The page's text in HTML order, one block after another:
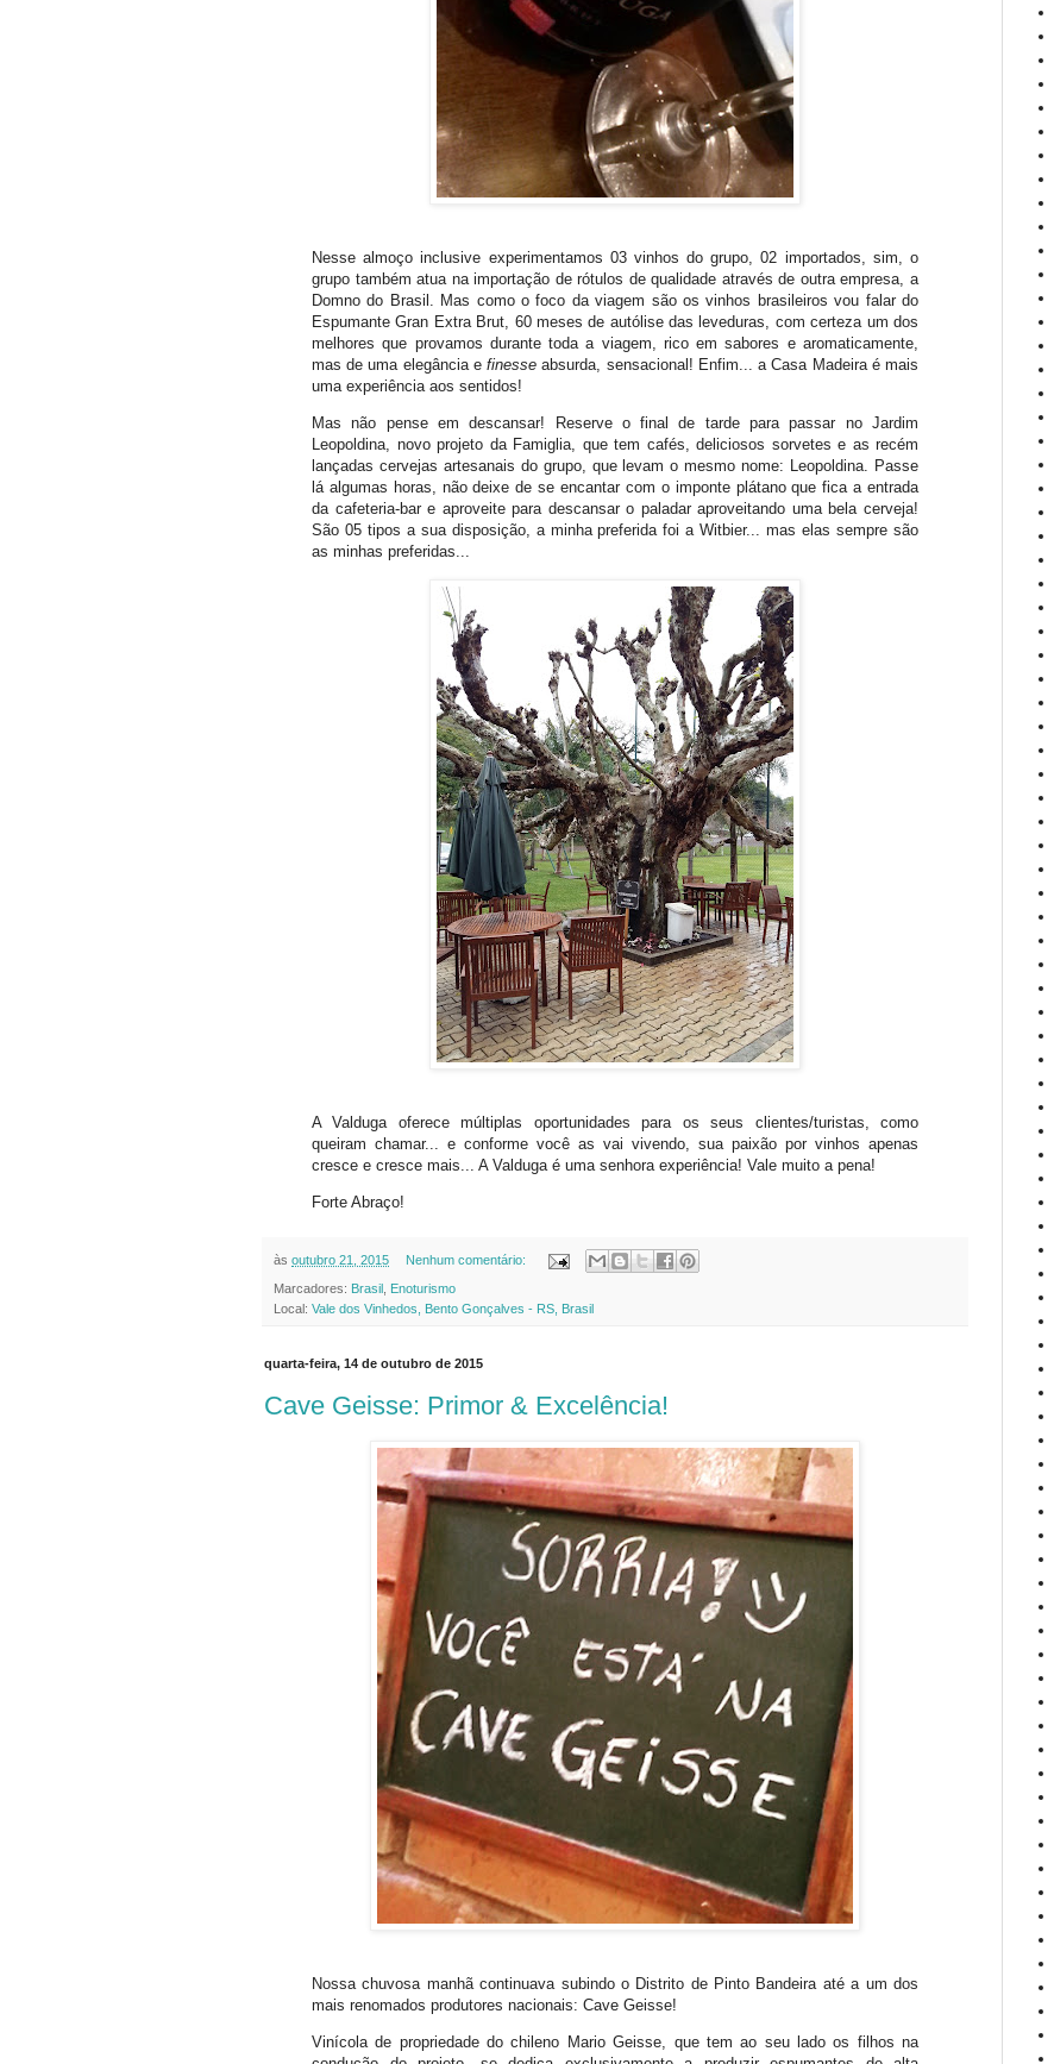
Nesse almoço inclusive experimentamos 03 vinhos do grupo, 02 importados, sim, o
grupo também atua na importação de rótulos de qualidade através de outra empresa, a
Domno do Brasil. Mas como o foco da viagem são os vinhos brasileiros vou falar do
Espumante Gran Extra Brut, 60 meses de autólise das leveduras, com certeza um dos
melhores que provamos durante toda a viagem, rico em sabores e aromaticamente,
mas de uma elegância efinesseabsurda, sensacional! Enfim... a Casa Madeira é mais
uma experiência aos sentidos!
Mas não pense em descansar! Reserve o final de tarde para passar no Jardim
Leopoldina, novo projeto da Famiglia, que tem cafés, deliciosos sorvetes e as recém
lançadas cervejas artesanais do grupo, que levam o mesmo nome: Leopoldina. Passe
lá algumas horas, não deixe de se encantar com o imponte plátano que fica a entrada
da cafeteria-bar e aproveite para descansar o paladar aproveitando uma bela cerveja!
São 05 tipos a sua disposição, a minha preferida foi a Witbier... mas elas sempre são
as minhas preferidas...
A Valduga oferece múltiplas oportunidades para os seus clientes/turistas, como
queiram chamar... e conforme você as vai vivendo, sua paixão por vinhos apenas
cresce e cresce mais... A Valduga é uma senhora experiência! Vale muito a pena!
Forte Abraço!
às outubro 21, 2015 Nenhum comentário:
Marcadores: Brasil
Enoturismo
Local: Vale dos Vinhedos, Bento Gonçalves - RS, Brasil
quarta-feira, 14 de outubro de 2015
Cave Geisse: Primor & Excelência!
Nossa chuvosa manhã continuava subindo o Distrito de Pinto Bandeira até a um dos
mais renomados produtores nacionais: Cave Geisse!
Vinícola de propriedade do chileno Mario Geisse, que tem ao seu lado os filhos na